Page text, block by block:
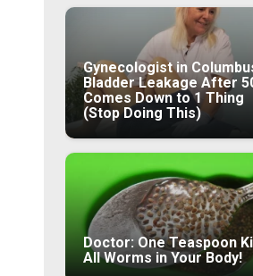
Gynecologist in
Bladder Leakage After
Comes Down to 1 Thing
(Stop Doing This)
Doctor: One Teaspoon
All Worms in Your Body!